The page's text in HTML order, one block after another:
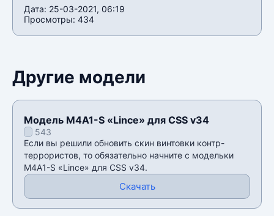
Дата: 25-03-2021, 06:19
Просмотры: 434
Другие модели
Модель M4A1-S «Lince» для CSS v34
543
Если вы решили обновить скин винтовки контр-
террористов, то обязательно начните с модельки
M4A1-S «Lince» для CSS v34.
Скачать